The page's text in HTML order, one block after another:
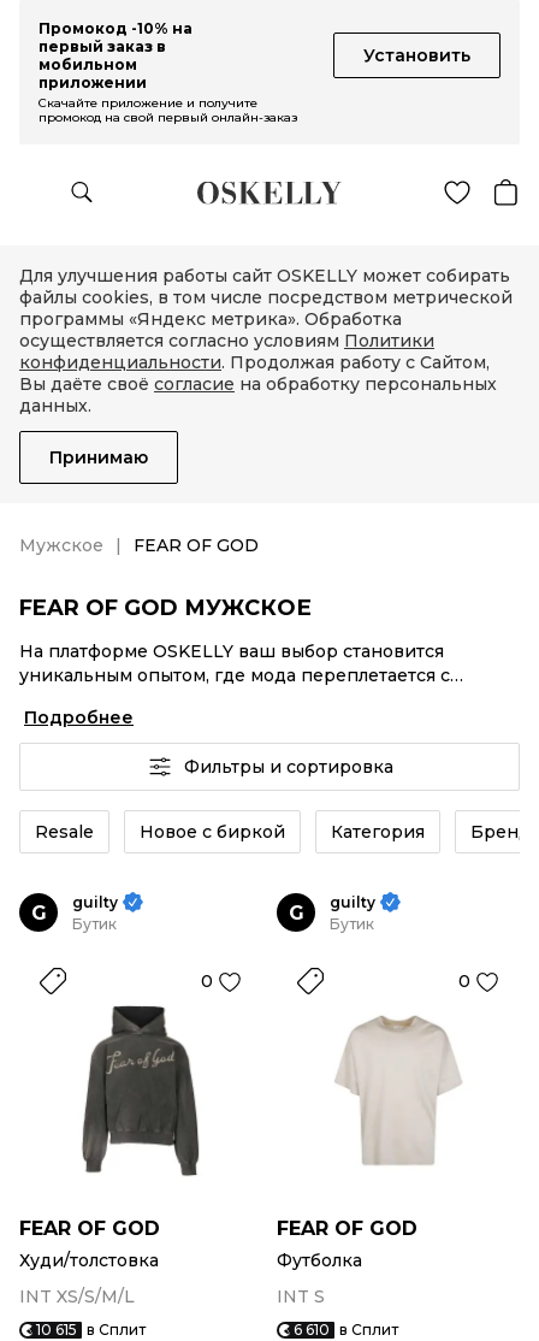
Промокод -10% на
первый заказ в
мобильном
приложении
Установить
Скачайте приложение и получите
промокод на свой первый онлайн-заказ
Для улучшения работы сайт OSKELLY может собирать
файлы cookies, в том числе посредством метрической
программы «Яндекс метрика». Обработка
осуществляется согласно условиям Политики
конфиденциальности. Продолжая работу с Сайтом,
Вы даёте своё согласие на обработку персональных
данных.
Принимаю
Мужское FEAR OF GOD
FEAR OF GOD МУЖСКОЕ
На платформе OSKELLY ваш выбор становится
уникальным опытом, где мода переплетается с
аутентификация каждого заказа – FEAR OF GOD
Мужское от селлеров OSKELLY с быстрой доставкой
по России. Ваш стиль не ждет, и мы тоже! Винтажные
изделия или FEAR OF GOD Мужское из новых
коллекций – заказывайте на сайте или в приложении
OSKELLY с целой экосистемой инструментов.
Подробнее
Фильтры и сортировка
Resale Новое с биркой Категория Бренд
G
guilty
Бутик
0
FEAR OF GOD
Худи/толстовка
INT XS/S/M/L
10 615 в Сплит
G
guilty
Бутик
0
FEAR OF GOD
Футболка
INT S
6 610 в Сплит